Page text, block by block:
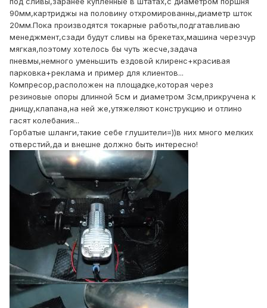
90мм,картриджы на половину отхромированны,диаметр шток
20мм.Пока производятся токарные работы,подгатавливаю
менеджмент,сзади будут сливы на брекетах,машина черезчур
мягкая,поэтому хотелось бы чуть жесче,задача
пневмы,немного уменьшить ездовой клиренс+красивая
парковка+реклама и пример для клиентов...
Компресор,расположен на площадке,которая через
резиновые опоры длинной 5см и диаметром 3см,прикручена к
днищу,клапана,на ней же,утяжеляют конструкцию и отлино
гасят колебания...
Горбатые шланги,такие себе глушители=))в них много мелких
отверстий,да и внешне должно быть интересно!